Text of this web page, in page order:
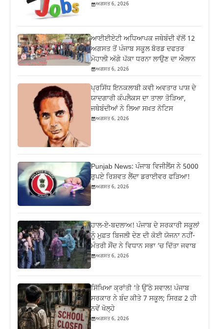
ਅਗਸਤ 6, 2026
ਆਈਈਏਟੀ ਅਧਿਆਪਕ ਜਥੇਬੰਦੀ ਵੱਲੋਂ 12
ਅਗਸਤ ਤੋਂ ਪੰਜਾਬ ਸਕੂਲ ਬੋਰਡ ਦਫਤਰ
ਮੋਹਾਲੀ ਅੱਗੇ ਪੱਕਾ ਧਰਨਾ ਲਾਉਣ ਦਾ ਐਲਾਨ
ਅਗਸਤ 6, 2026
ਪ੍ਰਸਿੱਧ ਇਨਕਲਾਬੀ ਕਵੀ ਅਵਤਾਰ ਪਾਸ਼ ਦੇ
ਯਾਦਗਾਰੀ ਕੰਪਲੈਕਸ ਦਾ ਤਾਲਾ ਤੋੜਿਆ,
ਜਥੇਬੰਦੀਆਂ ਨੇ ਲਿਆ ਸਖ਼ਤ ਨੋਟਿਸ
ਅਗਸਤ 6, 2026
Punjab News: ਪੰਜਾਬ ਵਿਜੀਲੈਂਸ ਨੇ 5000
ਰੁਪਏ ਰਿਸ਼ਵਤ ਲੈਂਦਾ ਡਰਾਈਵਰ ਫੜਿਆ!
ਅਗਸਤ 6, 2026
ਹਾਲ-ਏ-ਬਦਲਾਅ! ਪੰਜਾਬ ਦੇ ਸਰਕਾਰੀ ਸਕੂਲਾਂ
ਨੂੰ ਮੁਫ਼ਤ ਬਿਜਲੀ ਦੇਣ ਦੀ ਕੋਈ ਯੋਜਨਾ ਨਹੀਂ-
ਮੰਤਰੀ ਸੌਂਦ ਨੇ ਵਿਧਾਨ ਸਭਾ ‘ਚ ਦਿੱਤਾ ਜਵਾਬ
ਅਗਸਤ 6, 2026
ਸਿੱਖਿਆ ਕ੍ਰਾਂਤੀ ‘ਤੇ ਉੱਠੇ ਸਵਾਲ! ਪੰਜਾਬ
ਸਰਕਾਰ ਨੇ ਬੰਦ ਕੀਤੇ 7 ਸਕੂਲ; ਸਿਰਫ਼ 2 ਹੀ
ਨਵੇਂ ਖੋਲ੍ਹੇ
ਅਗਸਤ 6, 2026